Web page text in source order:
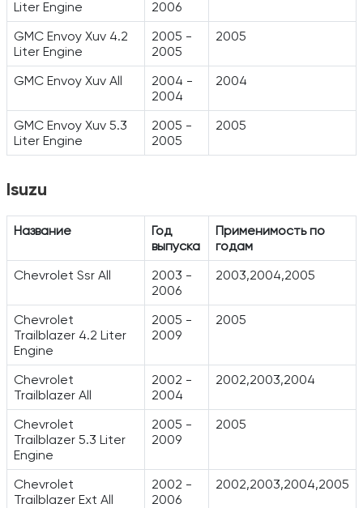
Liter Engine
2006
GMC Envoy Xuv 4.2
Liter Engine
2005 -
2005
2005
GMC Envoy Xuv All
2004 -
2004
2004
GMC Envoy Xuv 5.3
Liter Engine
2005 -
2005
2005
Isuzu
Название
Год
выпуска
Применимость по
годам
Chevrolet Ssr All
2003 -
2006
2003,2004,2005
Chevrolet
Trailblazer 4.2 Liter
Engine
2005 -
2009
2005
Chevrolet
Trailblazer All
2002 -
2004
2002,2003,2004
Chevrolet
Trailblazer 5.3 Liter
Engine
2005 -
2009
2005
Chevrolet
Trailblazer Ext All
2002 -
2006
2002,2003,2004,2005